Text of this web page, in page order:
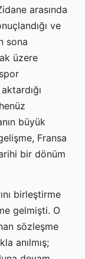
arasında
ve
sona
üzere
büyük
Fransa
bir dönüm
birleştirme
gelmişti. O
sözleşme
anılmış;